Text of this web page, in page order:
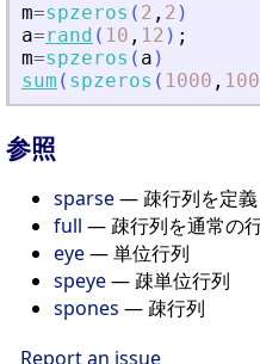
m=spzeros ( 2 , 2 )
a=rand ( 10 , 12 ) ;
m=spzeros ( a )
sum ( spzeros ( 1000 ,
参照
sparse— 疎行列を定義
full — 疎行列を通常の
eye— 単位行列
speye— 疎単位行列
spones — 疎行列
Report an issue